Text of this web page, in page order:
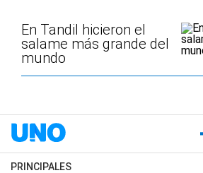
En Tandil hicieron el
salame más grande del
mundo
PRINCIPALES